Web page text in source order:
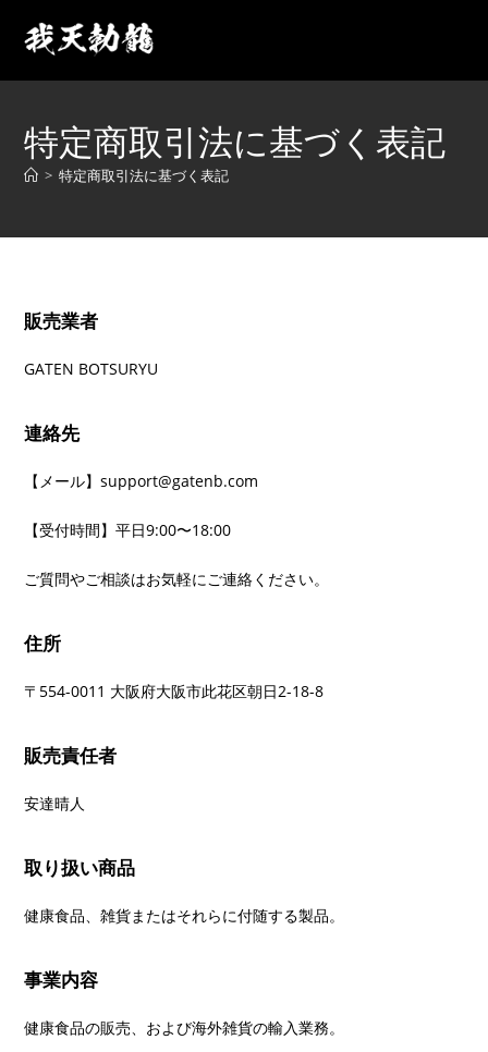
特定商取引法に基づく表記
> 特定商取引法に基づく表記
販売業者
GATEN BOTSURYU
連絡先
【メール】support@gatenb.com
【受付時間】平日9:00〜18:00
ご質問やご相談はお気軽にご連絡ください。
住所
〒554-0011 大阪府大阪市此花区朝日2-18-8
販売責任者
安達晴人
取り扱い商品
健康食品、雑貨またはそれらに付随する製品。
事業内容
健康食品の販売、および海外雑貨の輸入業務。